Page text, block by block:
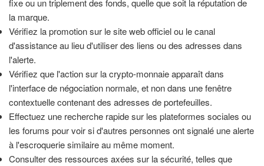
fixe ou un triplement des fonds, quelle que soit la réputation de
la marque.
Vérifiez la promotion sur le site web officiel ou le canal
d'assistance au lieu d'utiliser des liens ou des adresses dans
l'alerte.
Vérifiez que l'action sur la crypto-monnaie apparaît dans
l'interface de négociation normale, et non dans une fenêtre
contextuelle contenant des adresses de portefeuilles.
Effectuez une recherche rapide sur les plateformes sociales ou
les forums pour voir si d'autres personnes ont signalé une alerte
à l'escroquerie similaire au même moment.
Consulter des ressources axées sur la sécurité, telles que